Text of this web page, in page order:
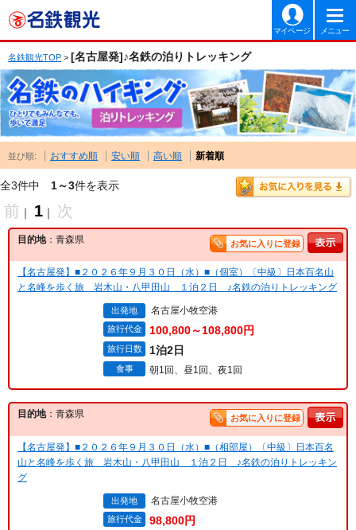
マイページ メニュー
名鉄観光TOP > [名古屋発]♪名鉄の泊りトレッキング
並び順: おすすめ順 安い順 高い順 新着順
全3件中 1～3件を表示
前 ｜ 1 ｜ 次
目的地：青森県 お気に入りに登録
【名古屋発】■２０２６年９月３０日（水）■（個室）〔中級〕日本百名山
と名峰を歩く旅 岩木山・八甲田山 １泊２日 ♪名鉄の泊りトレッキング
出発地 名古屋小牧空港
旅行代金 100,800～108,800円
旅行日数 1泊2日
食事 朝1回、昼1回、夜1回
目的地：青森県 お気に入りに登録
【名古屋発】■２０２６年９月３０日（水）■（相部屋）〔中級〕日本百名
山と名峰を歩く旅 岩木山・八甲田山 １泊２日 ♪名鉄の泊りトレッキン
グ
出発地 名古屋小牧空港
旅行代金 98,800円